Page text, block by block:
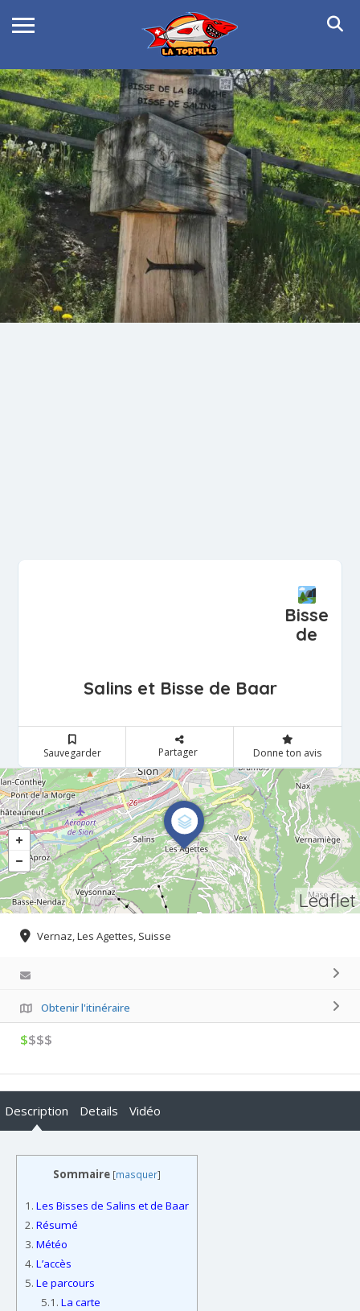
Bisse
de
Salins et Bisse de Baar
Sauvegarder Partager Donne ton avis
Leaflet
Vernaz, Les Agettes, Suisse
Obtenir l'itinéraire
$$$$
Description Details Vidéo
Sommaire [masquer]
1. Les Bisses de Salins et de Baar
2. Résumé
3. Météo
4. L’accès
5. Le parcours
5.1. La carte